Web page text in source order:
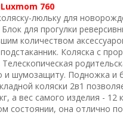
760
люльку для
для прогулки
количеством
Коляска с
и шумозащиту. Подножка
коляски 2в1
а вес самого изделия - 12
состоянии, она отлично